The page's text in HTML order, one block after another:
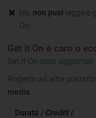
No, non puoi leggere
On
Get It On è caro o
Get It On costi
Rispetto ad altre
media.
Durata / Crediti /